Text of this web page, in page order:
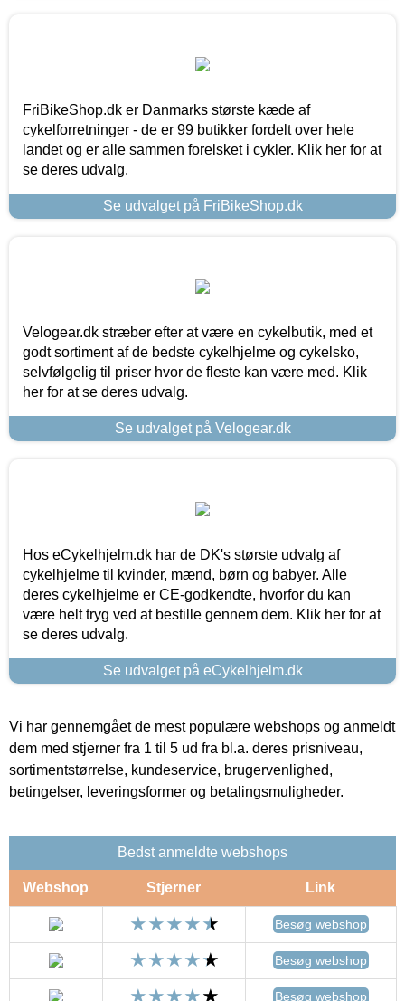
FriBikeShop.dk er Danmarks største kæde af
cykelforretninger - de er 99 butikker fordelt over hele
landet og er alle sammen forelsket i cykler. Klik her for at
se deres udvalg.
Se udvalget på FriBikeShop.dk
Velogear.dk stræber efter at være en cykelbutik, med et
godt sortiment af de bedste cykelhjelme og cykelsko,
selvfølgelig til priser hvor de fleste kan være med. Klik
her for at se deres udvalg.
Se udvalget på Velogear.dk
Hos eCykelhjelm.dk har de DK's største udvalg af
cykelhjelme til kvinder, mænd, børn og babyer. Alle
deres cykelhjelme er CE-godkendte, hvorfor du kan
være helt tryg ved at bestille gennem dem. Klik her for at
se deres udvalg.
Se udvalget på eCykelhjelm.dk
Vi har gennemgået de mest populære webshops og anmeldt
dem med stjerner fra 1 til 5 ud fra bl.a. deres prisniveau,
sortimentstørrelse, kundeservice, brugervenlighed,
betingelser, leveringsformer og betalingsmuligheder.
Bedst anmeldte webshops
Webshop Stjerner Link
Besøg webshop
Besøg webshop
Besøg webshop